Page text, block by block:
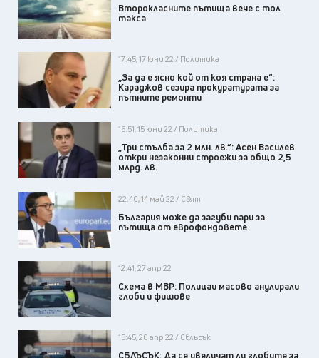
Второкласните пътища вече с тол
такса
17:45, 17 юни 22 / Политика
„За да е ясно кой от коя страна е“:
Караджов сезира прокуратурата за
пътните ремонти
16:51, 15 юни 22 / Политика
„Три стълба за 2 млн. лв.“: Асен Василев
откри незаконни строежи за общо 2,5
млрд. лв.
22:40, 14 май 22 / Свят
България може да загуби пари за
пътища от еврофондовете
12:41, 27 апр 22
Схема в МВР: Полицаи масово анулирали
глоби и фишове
15:45, 20 апр 22 / Сблъсък
СБЛЪСЪК: Да се увеличат ли глобите за